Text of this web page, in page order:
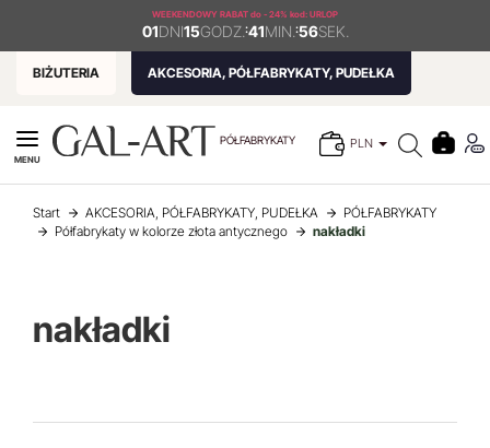
WEEKENDOWY RABAT do - 24% kod: URLOP
01DNI15GODZ. :41MIN. :55SEK.
BIŻUTERIA AKCESORIA, PÓŁFABRYKATY, PUDEŁKA
PÓŁFABRYKATY PLN
MENU
Start AKCESORIA, PÓŁFABRYKATY, PUDEŁKA
PÓŁFABRYKATY
Półfabrykaty w kolorze złota antycznego
nakładki
nakładki